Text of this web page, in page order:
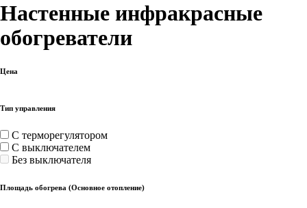
Настенные инфракрасные
обогреватели
Цена
Тип управления
С терморегулятором
С выключателем
Без выключателя
Площадь обогрева (Основное отопление)